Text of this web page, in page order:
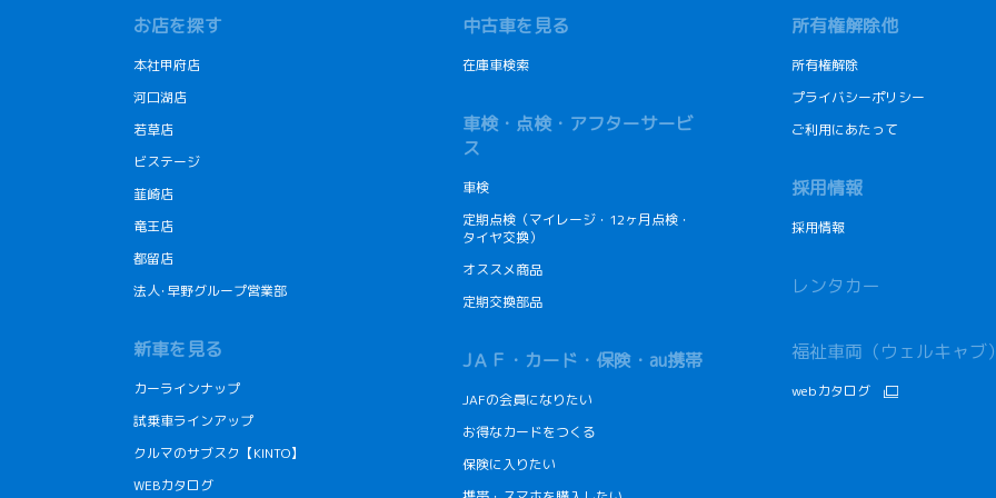
お店を探す
本社甲府店
河口湖店
若草店
ビステージ
韮崎店
竜王店
都留店
法人･早野グループ営業部
新車を見る
カーラインナップ
試乗車ラインアップ
クルマのサブスク【KINTO】
WEBカタログ
中古車を見る
在庫車検索
車検・点検・アフターサービ
ス
車検
定期点検（マイレージ・12ヶ月点検・
タイヤ交換）
オススメ商品
定期交換部品
JＡＦ・カード・保険・au携帯
JAFの会員になりたい
お得なカードをつくる
保険に入りたい
所有権解除他
所有権解除
プライバシーポリシー
ご利用にあたって
採用情報
採用情報
レンタカー
福祉車両（ウェルキャブ
webカタログ